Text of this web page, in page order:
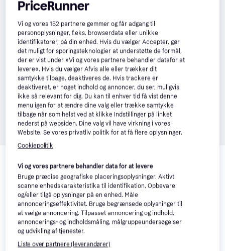
Relaterede produkter
Se vores forslag til andre produkter, der matcher dine
interesser. Vis alle
-11 kr.
PriceRunner
Vi og vores152 partnere gemmer og får adgang til
personoplysninger, f.eks. browserdata eller unikke
identifikatorer, på din enhed. Hvis du vælger Accepter, gør
det muligt for sporingsteknologier at understøtte de formål,
der er vist under »Vi og vores partnere behandler datafor at
levere«. Hvis du vælger Afvis alle eller trækker dit
samtykke tilbage, deaktiveres de. Hvis trackere er
deaktiveret, er noget indhold og annoncer, du ser, muligvis
ikke så relevant for dig. Du kan til enhver tid få vist denne
menu igen for at ændre dine valg eller trække samtykke
tilbage når som helst ved at klikke Indstillinger på linket
nederst på websiden. Dine valg vil have virkning i vores
Website. Se vores privatliv politik for at få flere oplysninger.
Cookiepolitik
Vi og vores partnere behandler data for at levere
Bruge præcise geografiske placeringsoplysninger. Aktivt
scanne enhedskarakteristika til identifikation. Opbevare
og/eller tilgå oplysninger på en enhed. Måle
annonceringseffektivitet. Bruge begrænsede oplysninger til
at vælge annoncering. Tilpasset annoncering og indhold,
annoncerings- og indholdsmåling, målgruppeundersøgelser
og udvikling af tjenester.
Liste over partnere (leverandører)